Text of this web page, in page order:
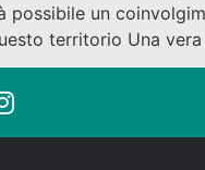
un
territorio Una